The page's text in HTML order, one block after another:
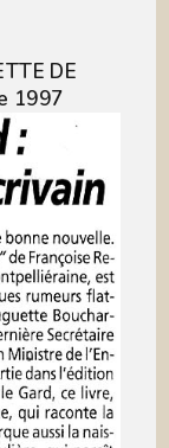
DE
1997